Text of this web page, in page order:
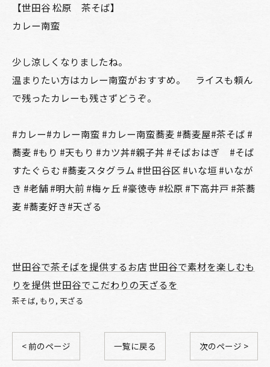
【世田谷 松原 茶そば】
カレー南蛮
少し涼しくなりましたね。
温まりたい方はカレー南蛮がおすすめ。 ライスも頼ん
で残ったカレーも残さずどうぞ。
#カレー#カレー南蛮 #カレー南蛮蕎麦 #蕎麦屋#茶そば #
蕎麦 #もり #天もり #カツ丼#親子丼 #そばおはぎ #そば
すたぐらむ #蕎麦スタグラム #世田谷区 #いな垣 #いなが
き #老舗 #明大前 #梅ヶ丘 #豪徳寺 #松原 #下高井戸 #茶蕎
麦 #蕎麦好き#天ざる
世田谷で茶そばを提供するお店世田谷で素材を楽しむも
りを提供世田谷でこだわりの天ざるを
茶そば もり 天ざる
< 前のページ 一覧に戻る 次のページ >